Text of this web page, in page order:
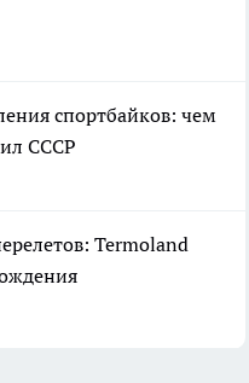
спортбайков: чем
СССР
Termoland